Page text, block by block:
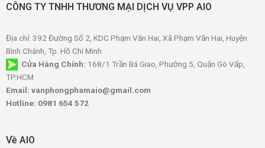
CÔNG TY TNHH THƯƠNG MẠI DỊCH VỤ VPP AIO
Địa chỉ: 392 Đường Số 2, KDC Phạm Văn Hai, Xã Phạm Văn Hai, Huyện
Bình Chánh, Tp. Hồ Chí Minh
Cửa Hàng Chính: 168/1 Trần Bá Giao, Phường 5, Quận Gò Vấp,
TP.HCM
Email: vanphongphamaio@gmail.com
Hotline: 0981 654 572
Về AIO